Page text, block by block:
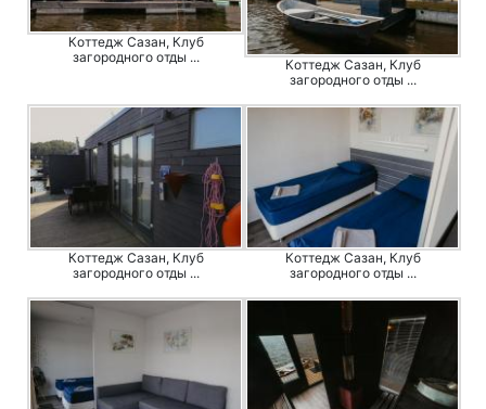
Коттедж Сазан, Клуб
загородного отды ...
Коттедж Сазан, Клуб
загородного отды ...
Коттедж Сазан, Клуб
загородного отды ...
Коттедж Сазан, Клуб
загородного отды ...